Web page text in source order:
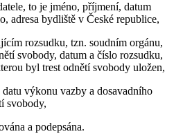
to je jméno, příjmení, datum
adresa bydliště v České republice,
rozsudku, tzn. soudním orgánu,
svobody, datum a číslo rozsudku,
byl trest odnětí svobody uložen,
výkonu vazby a dosavadního
svobody,
a podepsána.